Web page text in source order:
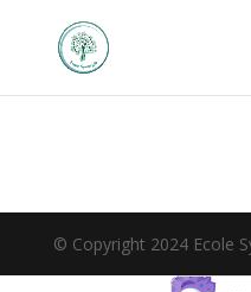
© Copyright 2024 Ecole